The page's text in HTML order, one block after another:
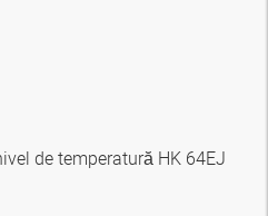
de temperatură HK 64EJ